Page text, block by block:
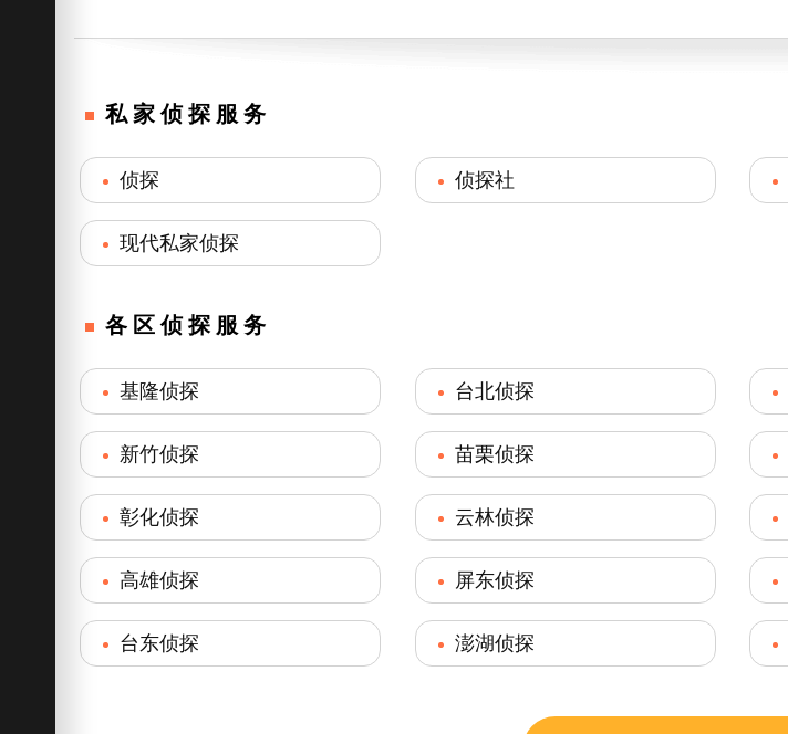
私家侦探服务
侦探 侦探社
现代私家侦探
各区侦探服务
基隆侦探 台北侦探
新竹侦探 苗栗侦探
彰化侦探 云林侦探
高雄侦探 屏东侦探
台东侦探 澎湖侦探